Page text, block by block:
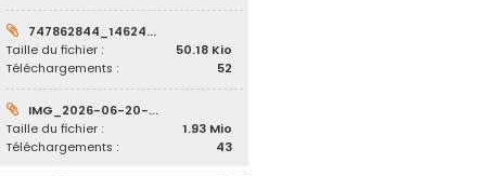
747862844_14624...
Taille du fichier :
50.18 Kio
Téléchargements :
52
IMG_2026-06-20-...
Taille du fichier :
1.93 Mio
Téléchargements :
43